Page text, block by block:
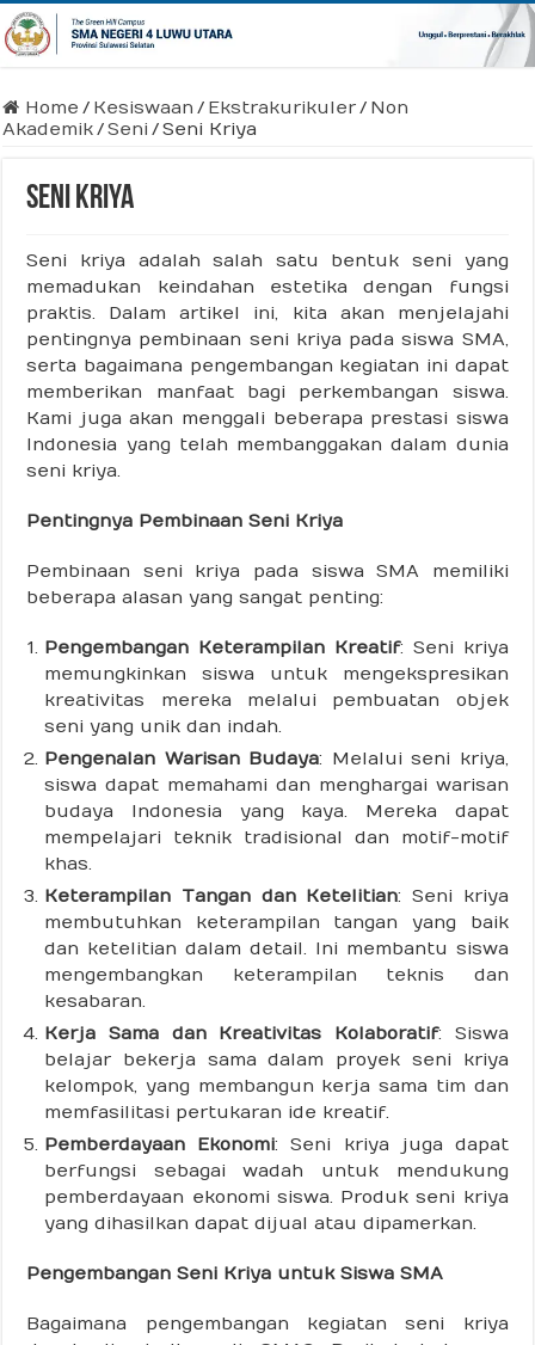
Home / Kesiswaan / Ekstrakurikuler/ Non
Akademik/Seni /Seni Kriya
Seni Kriya
Seni kriya adalah salah satu bentuk seni yang
memadukan keindahan estetika dengan fungsi
praktis. Dalam artikel ini, kita akan menjelajahi
pentingnya pembinaan seni kriya pada siswa SMA,
serta bagaimana pengembangan kegiatan ini dapat
memberikan manfaat bagi perkembangan siswa.
Kami juga akan menggali beberapa prestasi siswa
Indonesia yang telah membanggakan dalam dunia
seni kriya.
Pentingnya Pembinaan Seni Kriya
Pembinaan seni kriya pada siswa SMA memiliki
beberapa alasan yang sangat penting:
Pengembangan Keterampilan Kreatif: Seni kriya
memungkinkan siswa untuk mengekspresikan
kreativitas mereka melalui pembuatan objek
seni yang unik dan indah.
Pengenalan Warisan Budaya: Melalui seni kriya,
siswa dapat memahami dan menghargai warisan
budaya Indonesia yang kaya. Mereka dapat
mempelajari teknik tradisional dan motif-motif
khas.
Keterampilan Tangan dan Ketelitian: Seni kriya
membutuhkan keterampilan tangan yang baik
dan ketelitian dalam detail. Ini membantu siswa
mengembangkan keterampilan teknis dan
kesabaran.
Kerja Sama dan Kreativitas Kolaboratif: Siswa
belajar bekerja sama dalam proyek seni kriya
kelompok, yang membangun kerja sama tim dan
memfasilitasi pertukaran ide kreatif.
Pemberdayaan Ekonomi: Seni kriya juga dapat
berfungsi sebagai wadah untuk mendukung
pemberdayaan ekonomi siswa. Produk seni kriya
yang dihasilkan dapat dijual atau dipamerkan.
Pengembangan Seni Kriya untuk Siswa SMA
Bagaimana pengembangan kegiatan seni kriya